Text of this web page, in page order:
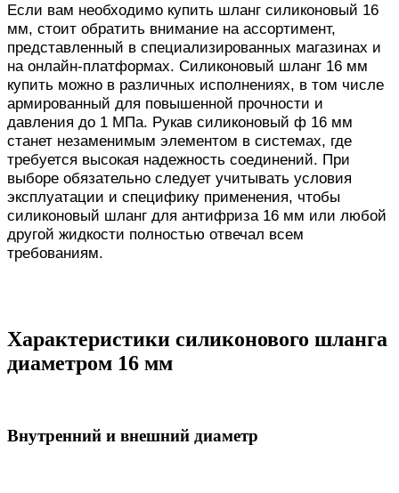
Если вам необходимо купить шланг силиконовый 16
мм, стоит обратить внимание на ассортимент,
представленный в специализированных магазинах и
на онлайн-платформах. Силиконовый шланг 16 мм
купить можно в различных исполнениях, в том числе
армированный для повышенной прочности и
давления до 1 МПа. Рукав силиконовый ф 16 мм
станет незаменимым элементом в системах, где
требуется высокая надежность соединений. При
выборе обязательно следует учитывать условия
эксплуатации и специфику применения, чтобы
силиконовый шланг для антифриза 16 мм или любой
другой жидкости полностью отвечал всем
требованиям.
Характеристики силиконового шланга
диаметром 16 мм
Внутренний и внешний диаметр